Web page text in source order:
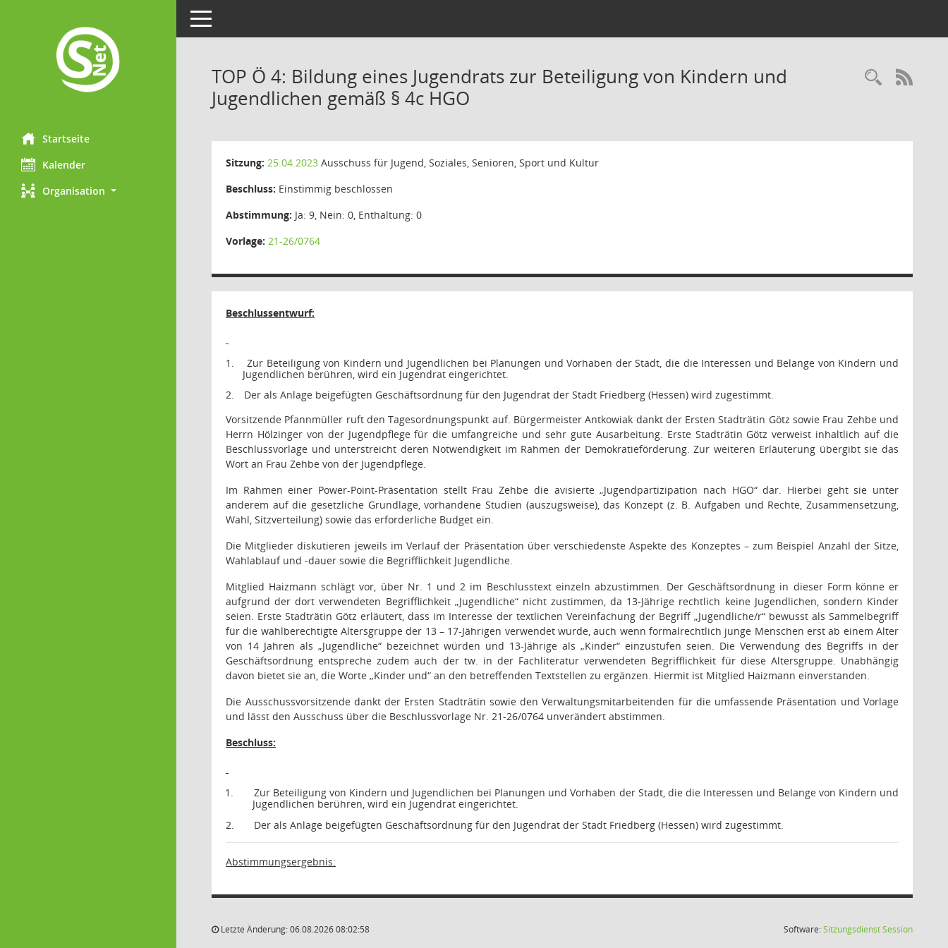
Startseite
Kalender
Organisation
Toggle navigation
TOP Ö 4: Bildung eines Jugendrats zur Beteiligung von Kindern und
Jugendlichen gemäß § 4c HGO
Sitzung: 25.04.2023 Ausschuss für Jugend, Soziales, Senioren, Sport und Kultur
Beschluss: Einstimmig beschlossen
Abstimmung: Ja: 9, Nein: 0, Enthaltung: 0
Vorlage: 21-26/0764
Beschlussentwurf:
1.
Zur Beteiligung von Kindern und Jugendlichen bei Planungen und Vorhaben der Stadt, die die Interessen und Belange von Kindern und
Jugendlichen berühren, wird ein Jugendrat eingerichtet.
2.
Der als Anlage beigefügten Geschäftsordnung für den Jugendrat der Stadt Friedberg (Hessen) wird zugestimmt.
Vorsitzende Pfannmüller ruft den Tagesordnungspunkt auf. Bürgermeister Antkowiak dankt der Ersten Stadträtin Götz sowie Frau Zehbe und
Herrn Hölzinger von der Jugendpflege für die umfangreiche und sehr gute Ausarbeitung. Erste Stadträtin Götz verweist inhaltlich auf die
Beschlussvorlage und unterstreicht deren Notwendigkeit im Rahmen der Demokratieförderung. Zur weiteren Erläuterung übergibt sie das
Wort an Frau Zehbe von der Jugendpflege.
Im Rahmen einer Power-Point-Präsentation stellt Frau Zehbe die avisierte „Jugendpartizipation nach HGO“ dar. Hierbei geht sie unter
anderem auf die gesetzliche Grundlage, vorhandene Studien (auszugsweise), das Konzept (z. B. Aufgaben und Rechte, Zusammensetzung,
Wahl, Sitzverteilung) sowie das erforderliche Budget ein.
Die Mitglieder diskutieren jeweils im Verlauf der Präsentation über verschiedenste Aspekte des Konzeptes – zum Beispiel Anzahl der Sitze,
Wahlablauf und -dauer sowie die Begrifflichkeit Jugendliche.
Mitglied Haizmann schlägt vor, über Nr. 1 und 2 im Beschlusstext einzeln abzustimmen. Der Geschäftsordnung in dieser Form könne er
aufgrund der dort verwendeten Begrifflichkeit „Jugendliche“ nicht zustimmen, da 13-Jährige rechtlich keine Jugendlichen, sondern Kinder
seien. Erste Stadträtin Götz erläutert, dass im Interesse der textlichen Vereinfachung der Begriff „Jugendliche/r“ bewusst als Sammelbegriff
für die wahlberechtigte Altersgruppe der 13 – 17-Jährigen verwendet wurde, auch wenn formalrechtlich junge Menschen erst ab einem Alter
von 14 Jahren als „Jugendliche“ bezeichnet würden und 13-Jährige als „Kinder“ einzustufen seien. Die Verwendung des Begriffs in der
Geschäftsordnung entspreche zudem auch der tw. in der Fachliteratur verwendeten Begrifflichkeit für diese Altersgruppe. Unabhängig
davon bietet sie an, die Worte „Kinder und“ an den betreffenden Textstellen zu ergänzen. Hiermit ist Mitglied Haizmann einverstanden.
Die Ausschussvorsitzende dankt der Ersten Stadträtin sowie den Verwaltungsmitarbeitenden für die umfassende Präsentation und Vorlage
und lässt den Ausschuss über die Beschlussvorlage Nr. 21-26/0764 unverändert abstimmen.
Beschluss:
1.
Zur Beteiligung von Kindern und Jugendlichen bei Planungen und Vorhaben der Stadt, die die Interessen und Belange von Kindern und
Jugendlichen berühren, wird ein Jugendrat eingerichtet.
2.
Der als Anlage beigefügten Geschäftsordnung für den Jugendrat der Stadt Friedberg (Hessen) wird zugestimmt.
Abstimmungsergebnis:
Letzte Änderung: 06.08.2026 08:02:58 Software:SitzungsdienstSession(Wird in